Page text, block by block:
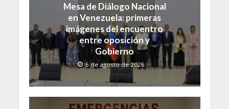
Mesa de Diálogo Nacional
en Venezuela: primeras
imágenes del encuentro
entre oposición y
Gobierno
6 de agosto de 2026